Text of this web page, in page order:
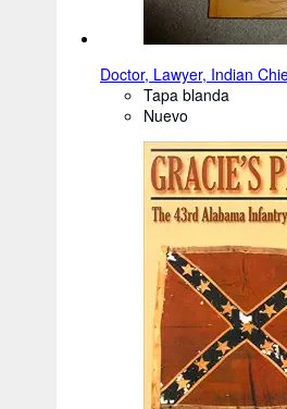
Doctor, Lawyer, Indian
Tapa blanda
Nuevo